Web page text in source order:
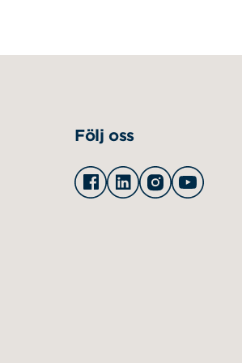
Följ oss
Facebook
LinkedinInstagram